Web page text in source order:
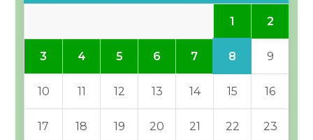
1 2
3 4 5 6 7 8 9
10 11 12 13 14 15 16
17 18 19 20 21 22 23